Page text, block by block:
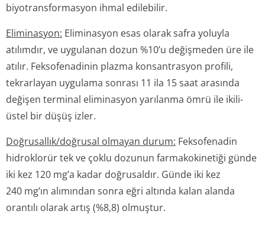
biyotransformasyon ihmal edilebilir.
Eliminasyon: Eliminasyon esas olarak safra yoluyla
atılımdır, ve uygulanan dozun %10’u değişmeden üre ile
atılır. Feksofenadinin plazma konsantrasyon profili,
tekrarlayan uygulama sonrası 11 ila 15 saat arasında
değişen terminal eliminasyon yarılanma ömrü ile ikili-
üstel bir düşüş izler.
Doğrusallık/doğru­sal olmayan durum: Feksofenadin
hidroklorür tek ve çoklu dozunun farmakokinetiği günde
iki kez 120 mg’a kadar doğrusaldır. Günde iki kez
240 mg’ın alımından sonra eğri altında kalan alanda
orantılı olarak artış (%8,8) olmuştur.